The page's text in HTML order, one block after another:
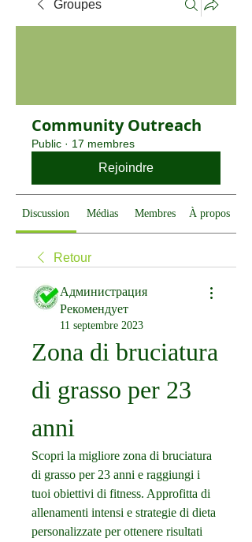
Groupes
Community Outreach
Public · 17 membres
Rejoindre
Discussion Médias Membres À propos
Retour
Администрация
Рекомендует
11 septembre 2023
Zona di bruciatura
di grasso per 23
anni
Scopri la migliore zona di bruciatura
di grasso per 23 anni e raggiungi i
tuoi obiettivi di fitness. Approfitta di
allenamenti intensi e strategie di dieta
personalizzate per ottenere risultati